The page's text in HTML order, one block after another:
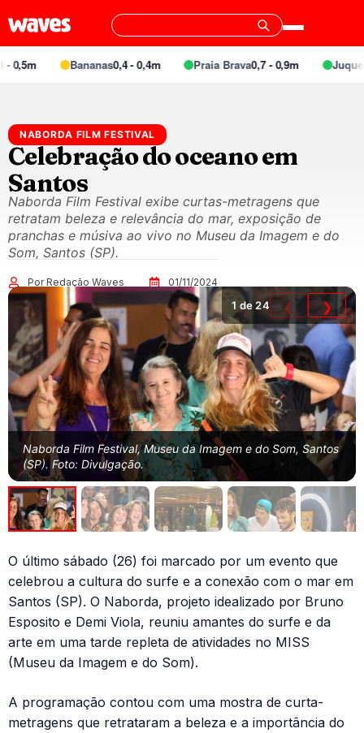
Bananas0,4 - 0,4m Praia Brava0,7 - 0,9m Juquei
NABORDA FILM FESTIVAL
Celebração do oceano em
Santos
Naborda Film Festival exibe curtas-metragens que
retratam beleza e relevância do mar, exposição de
pranchas e músiva ao vivo no Museu da Imagem e do
Som, Santos (SP).
Por Redação Waves 01/11/2024
Naborda Film Festival, Museu da Imagem e do Som, Santos
(SP). Foto: Divulgação.
1 de 24 ❮ ❯
O último sábado (26) foi marcado por um evento que
celebrou a cultura do surfe e a conexão com o mar em
Santos (SP). O Naborda, projeto idealizado por Bruno
Esposito e Demi Viola, reuniu amantes do surfe e da
arte em uma tarde repleta de atividades no MISS
(Museu da Imagem e do Som).
A programação contou com uma mostra de curta-
metragens que retrataram a beleza e a importância do